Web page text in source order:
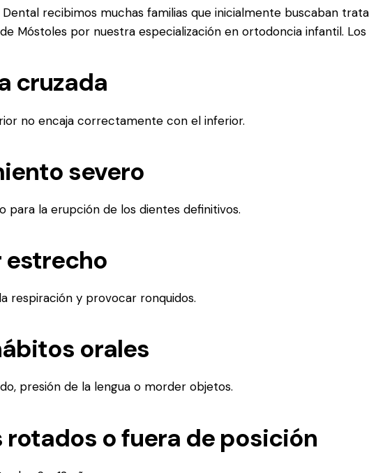
Dental recibimos muchas familias que inicialmente buscaban
Móstoles por nuestra especialización en ortodoncia infantil.
cruzada
no encaja correctamente con el inferior.
severo
para la erupción de los dientes definitivos.
estrecho
respiración y provocar ronquidos.
orales
presión de la lengua o morder objetos.
rotados o fuera de posición